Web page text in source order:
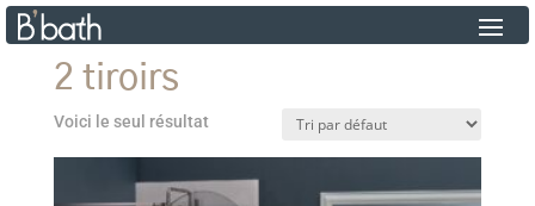
2 tiroirs
Voici le seul résultat